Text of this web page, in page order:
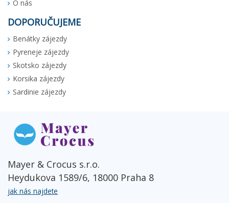
O nás
DOPORUČUJEME
Benátky zájezdy
Pyreneje zájezdy
Skotsko zájezdy
Korsika zájezdy
Sardinie zájezdy
Mayer & Crocus s.r.o.
Heydukova 1589/6, 18000 Praha 8
jak nás najdete